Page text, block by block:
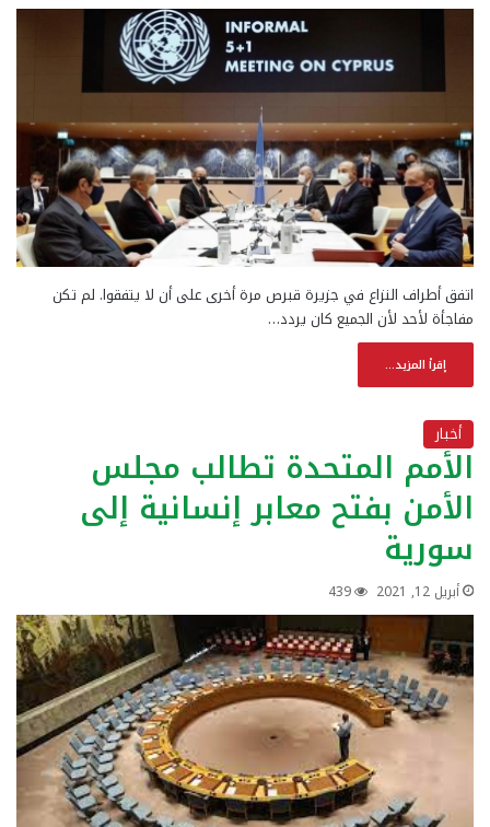
اتفق أطراف النزاع في جزيرة قبرص مرة أخرى على أن لا يتفقوا. لم تكن
مفاجأة لأحد لأن الجميع كان يردد…
إقرأ المزيد...
أخبار
الأمم المتحدة تطالب مجلس
الأمن بفتح معابر إنسانية إلى
سورية
أبريل 12, 2021 439